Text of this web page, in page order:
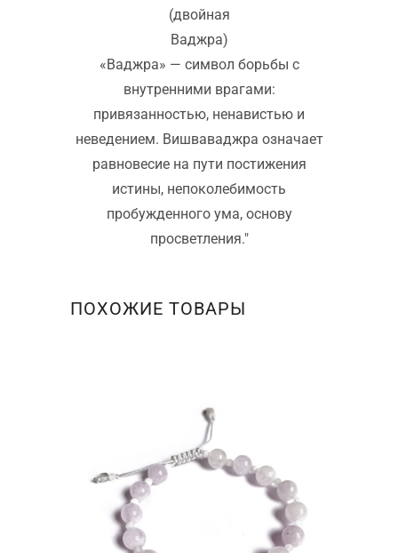
(двойная
Ваджра)
«Ваджра» — символ борьбы с
внутренними врагами:
привязанностью, ненавистью и
неведением. Вишваваджра означает
равновесие на пути постижения
истины, непоколебимость
пробужденного ума, основу
просветления."
ПОХОЖИЕ ТОВАРЫ